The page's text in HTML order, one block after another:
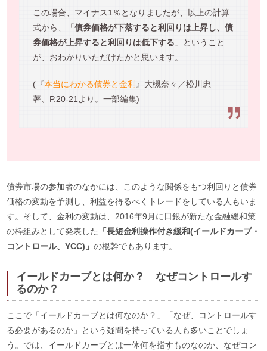
この場合、マイナス1％となりましたが、以上の計算
式から、「債券価格が下落すると利回りは上昇し、債
券価格が上昇すると利回りは低下する 」ということ
が、おわかりいただけたかと思います。
(『本当にわかる債券と金利 』大槻奈々／松川忠
著、P.20-21より。一部編集)
債券市場の参加者のなかには、このような関係をもつ利回りと債券
価格の変動を予測し、利益を得るべくトレードをしている人もいま
す。そして、金利の変動は、2016年9月に日銀が新たな金融緩和策
の枠組みとして発表した
「長短金利操作付き緩和(イールドカーブ・
コントロール、YCC)」の根幹でもあります。
イールドカーブとは何か？ なぜコントロールす
るのか？
ここで「イールドカーブとは何なのか？」「なぜ、コントロールす
る必要があるのか」という疑問を持っている人も多いことでしょ
う。では、イールドカーブとは一体何を指すものなのか、なぜコン